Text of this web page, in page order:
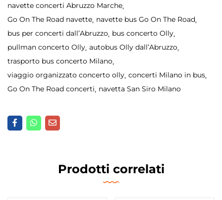
navette concerti Abruzzo Marche
Go On The Road navette navette bus Go On The Road
bus per concerti dall’Abruzzo bus concerto Olly
pullman concerto Olly autobus Olly dall’Abruzzo
trasporto bus concerto Milano
viaggio organizzato concerto olly concerti Milano in bus
Go On The Road concerti navetta San Siro Milano
Prodotti correlati